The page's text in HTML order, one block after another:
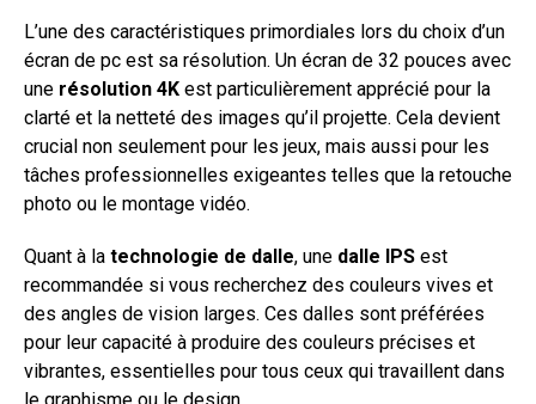
L’une des caractéristiques primordiales lors du choix d’un
écran de pc est sa résolution. Un écran de 32 pouces avec
une résolution 4K est particulièrement apprécié pour la
clarté et la netteté des images qu’il projette. Cela devient
crucial non seulement pour les jeux, mais aussi pour les
tâches professionnelles exigeantes telles que la retouche
photo ou le montage vidéo.
Quant à la technologie de dalle, une dalle IPS est
recommandée si vous recherchez des couleurs vives et
des angles de vision larges. Ces dalles sont préférées
pour leur capacité à produire des couleurs précises et
vibrantes, essentielles pour tous ceux qui travaillent dans